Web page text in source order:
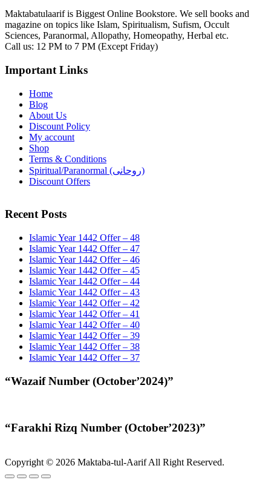
Maktabatulaarif is Biggest Online Bookstore. We sell books and
magazine on topics like Islam, Spiritualism, Sufism, Occult
Sciences, Paranormal, Allopathy, Homeopathy, Herbal etc.
Call us: 12 PM to 7 PM (Except Friday)
Important Links
Home
Blog
About Us
Discount Policy
My account
Shop
Terms & Conditions
Spiritual/Paranormal (روحانی)
Discount Offers
Recent Posts
Islamic Year 1442 Offer – 48
Islamic Year 1442 Offer – 47
Islamic Year 1442 Offer – 46
Islamic Year 1442 Offer – 45
Islamic Year 1442 Offer – 44
Islamic Year 1442 Offer – 43
Islamic Year 1442 Offer – 42
Islamic Year 1442 Offer – 41
Islamic Year 1442 Offer – 40
Islamic Year 1442 Offer – 39
Islamic Year 1442 Offer – 38
Islamic Year 1442 Offer – 37
“Wazaif Number (October’2024)”
“Farakhi Rizq Number (October’2023)”
Copyright © 2026 Maktaba-tul-Aarif All Right Reserved.